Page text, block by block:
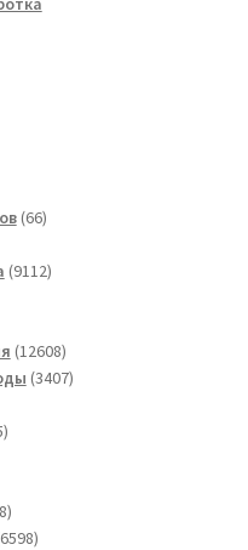
6666
91129112
1260812608
товаров
34073407
105
558
товаров
65986598